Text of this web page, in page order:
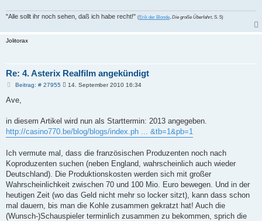
"Alle sollt ihr noch sehen, daß ich habe recht!" (Erik der Blonde, Die große Überfahrt, S. 5)
Jolitorax
Re: 4. Asterix Realfilm angekündigt
Beitrag: # 27955B
a
14. September 2010 16:34
Ave,
in diesem Artikel wird nun als Starttermin: 2013 angegeben.
http://casino770.be/blog/blogs/index.ph ... &tb=1&pb=1
Ich vermute mal, dass die französischen Produzenten noch nach
Koproduzenten suchen (neben England, wahrscheinlich auch wieder
Deutschland). Die Produktionskosten werden sich mit großer
Wahrscheinlichkeit zwischen 70 und 100 Mio. Euro bewegen. Und in der
heutigen Zeit (wo das Geld nicht mehr so locker sitzt), kann dass schon
mal dauern, bis man die Kohle zusammen gekratzt hat! Auch die
(Wunsch-)Schauspieler terminlich zusammen zu bekommen, sprich die